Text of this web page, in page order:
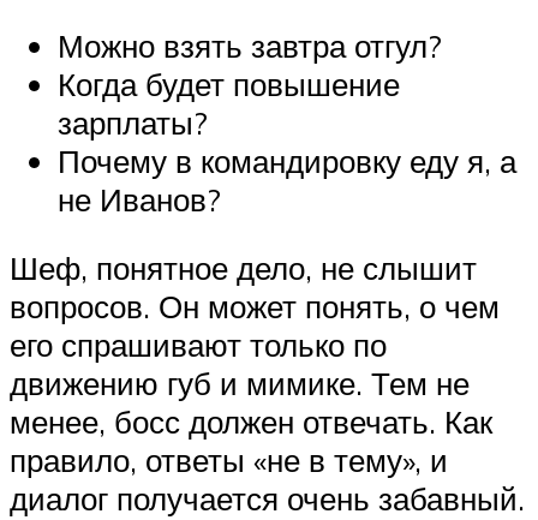
Можно взять завтра отгул?
Когда будет повышение
зарплаты?
Почему в командировку еду я, а
не Иванов?
Шеф, понятное дело, не слышит
вопросов. Он может понять, о чем
его спрашивают только по
движению губ и мимике. Тем не
менее, босс должен отвечать. Как
правило, ответы «не в тему», и
диалог получается очень забавный.